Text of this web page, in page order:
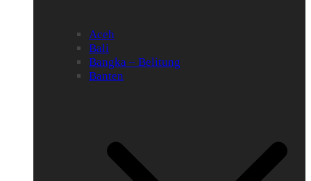
Aceh
Bali
Bangka – Belitung
Banten